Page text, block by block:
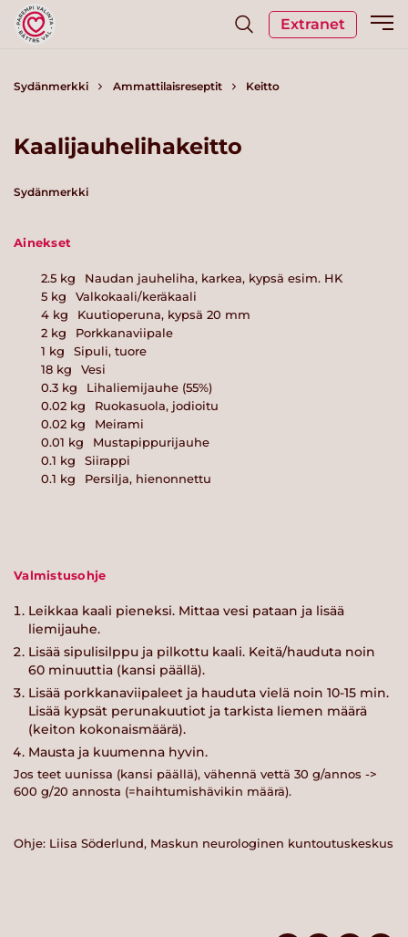
Extranet
Sydänmerkki Ammattilaisreseptit Keitto
Kaalijauhelihakeitto
Sydänmerkki
Ainekset
2.5 kg
Naudan jauheliha, karkea, kypsä esim. HK
5 kg
Valkokaali/keräkaali
4 kg
Kuutioperuna, kypsä 20 mm
2 kg
Porkkanaviipale
1 kg
Sipuli, tuore
18 kg
Vesi
0.3 kg
Lihaliemijauhe (55%)
0.02 kg
Ruokasuola, jodioitu
0.02 kg
Meirami
0.01 kg
Mustapippurijauhe
0.1 kg
Siirappi
0.1 kg Persilja, hienonnettu
Valmistusohje
Leikkaa kaali pieneksi. Mittaa vesi pataan ja lisää
liemijauhe.
Lisää sipulisilppu ja pilkottu kaali. Keitä/hauduta noin
60 minuuttia (kansi päällä).
Lisää porkkanaviipaleet ja hauduta vielä noin 10-15 min.
Lisää kypsät perunakuutiot ja tarkista liemen määrä
(keiton kokonaismäärä).
Mausta ja kuumenna hyvin.
Jos teet uunissa (kansi päällä), vähennä vettä 30 g/annos ->
600 g/20 annosta (=haihtumishävikin määrä).
Ohje: Liisa Söderlund, Maskun neurologinen kuntoutuskeskus